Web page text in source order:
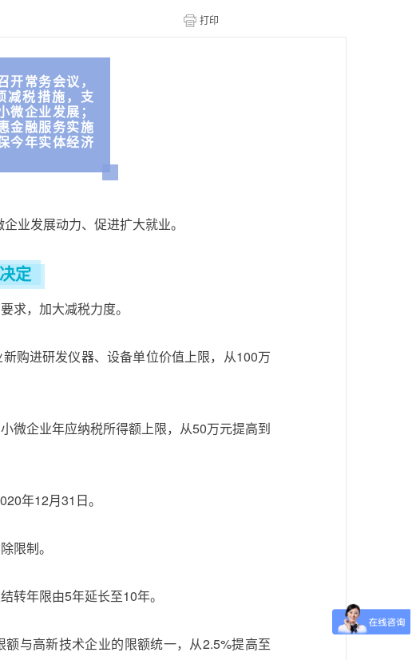
开常务会议，
减税措施，支
微企业发展；
金融服务实施
今年实体经济
业发展动力、促进扩大就业。
定
求，加大减税力度。
购进研发仪器、设备单位价值上限，从100万
微企业年应纳税所得额上限，从50万元提高到
年12月31日。
限制。
转年限由5年延长至10年。
与高新技术企业的限额统一，从2.5%提高至